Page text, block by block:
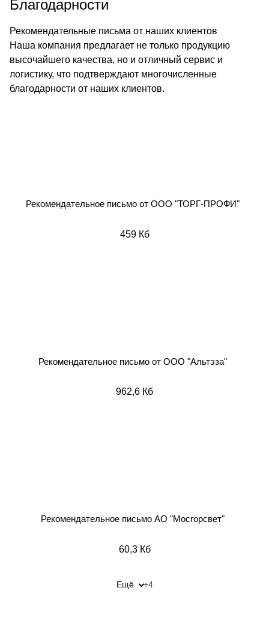
Благодарности
Рекомендательные письма от наших клиентов
Наша компания предлагает не только продукцию
высочайшего качества, но и отличный сервис и
логистику, что подтверждают многочисленные
благодарности от наших клиентов.
Рекомендательное письмо от ООО "ТОРГ-ПРОФИ"
459 Кб
Рекомендательное письмо от ООО "Альтэза"
962,6 Кб
Рекомендательное письмо АО "Мосгорсвет"
60,3 Кб
Ещё +4